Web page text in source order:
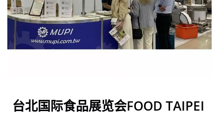
台北国际食品展览会FOOD TAIPEI